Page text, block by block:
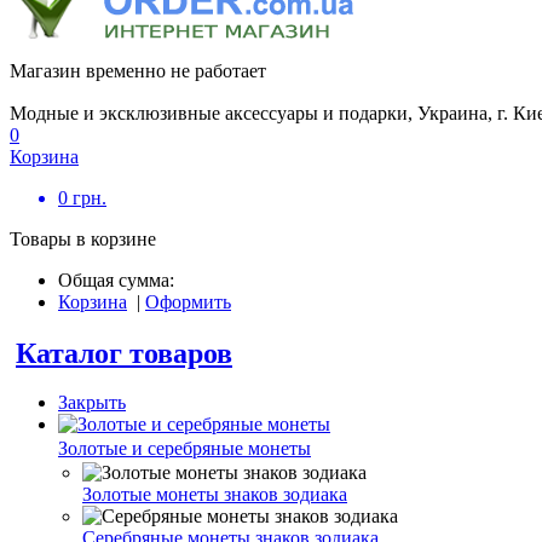
Магазин временно не работает
Модные и эксклюзивные аксессуары и подарки, Украина, г.
0
Корзина
0 грн.
Товары в корзине
Общая сумма:
Корзина | Оформить
Каталог товаров
Закрыть
Золотые и серебряные монеты
Золотые монеты знаков зодиака
Серебряные монеты знаков зодиака